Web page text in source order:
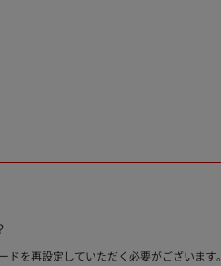
を再設定していただく必要がございます。